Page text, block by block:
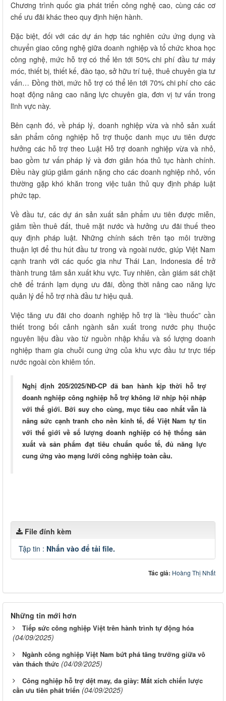
Chương trình quốc gia phát triển công nghệ cao, cùng các cơ
chế ưu đãi khác theo quy định hiện hành.
Đặc biệt, đối với các dự án hợp tác nghiên cứu ứng dụng và
chuyển giao công nghệ giữa doanh nghiệp và tổ chức khoa học
công nghệ, mức hỗ trợ có thể lên tới 50% chi phí đầu tư máy
móc, thiết bị, thiết kế, đào tạo, sở hữu trí tuệ, thuê chuyên gia tư
vấn… Đồng thời, mức hỗ trợ có thể lên tới 70% chi phí cho các
hoạt động nâng cao năng lực chuyên gia, đơn vị tư vấn trong
lĩnh vực này.
Bên cạnh đó, về pháp lý, doanh nghiệp vừa và nhỏ sản xuất
sản phẩm công nghiệp hỗ trợ thuộc danh mục ưu tiên được
hưởng các hỗ trợ theo Luật Hỗ trợ doanh nghiệp vừa và nhỏ,
bao gồm tư vấn pháp lý và đơn giản hóa thủ tục hành chính.
Điều này giúp giảm gánh nặng cho các doanh nghiệp nhỏ, vốn
thường gặp khó khăn trong việc tuân thủ quy định pháp luật
phức tạp.
Về đầu tư, các dự án sản xuất sản phẩm ưu tiên được miễn,
giảm tiền thuê đất, thuê mặt nước và hưởng ưu đãi thuế theo
quy định pháp luật. Những chính sách trên tạo môi trường
thuận lợi để thu hút đầu tư trong và ngoài nước, giúp Việt Nam
cạnh tranh với các quốc gia như Thái Lan, Indonesia để trở
thành trung tâm sản xuất khu vực. Tuy nhiên, cần giám sát chặt
chẽ để tránh lạm dụng ưu đãi, đồng thời nâng cao năng lực
quản lý để hỗ trợ nhà đầu tư hiệu quả.
Việc tăng ưu đãi cho doanh nghiệp hỗ trợ là “liều thuốc” cần
thiết trong bối cảnh ngành sản xuất trong nước phụ thuộc
nguyên liệu đầu vào từ nguồn nhập khẩu và số lượng doanh
nghiệp tham gia chuỗi cung ứng của khu vực đầu tư trực tiếp
nước ngoài còn khiêm tốn.
Nghị định 205/2025/NĐ-CP đã ban hành kịp thời hỗ trợ
doanh nghiệp công nghiệp hỗ trợ không lỡ nhịp hội nhập
với thế giới. Bởi suy cho cùng, mục tiêu cao nhất vẫn là
nâng sức cạnh tranh cho nền kinh tế, để Việt Nam tự tin
với thế giới về số lượng doanh nghiệp có hệ thống sản
xuất và sản phẩm đạt tiêu chuẩn quốc tế, đủ năng lực
cung ứng vào mạng lưới công nghiệp toàn cầu.
File đính kèm
Tập tin : Nhấn vào để tải file.
Tác giả: Hoàng Thị Nhất
Những tin mới hơn
Tiếp sức công nghiệp Việt trên hành trình tự động hóa
(04/09/2025)
Ngành công nghiệp Việt Nam bứt phá tăng trưởng giữa vô
vàn thách thức (04/09/2025)
Công nghiệp hỗ trợ dệt may, da giày: Mắt xích chiến lược
cần ưu tiên phát triển (04/09/2025)